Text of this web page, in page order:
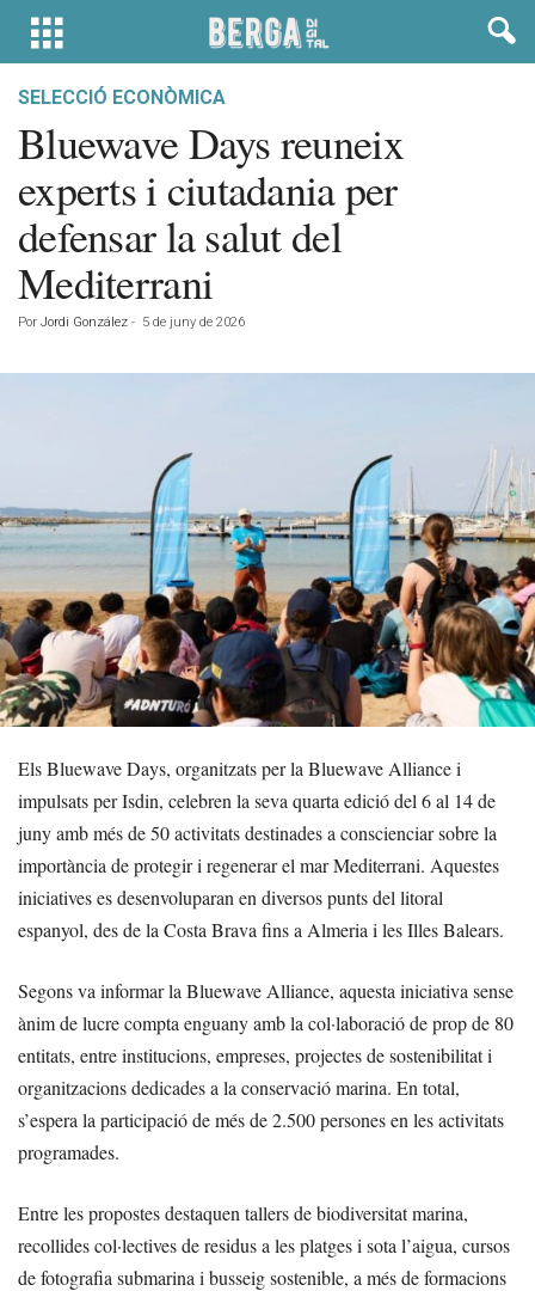
SELECCIÓ ECONÒMICA
Bluewave Days reuneix
experts i ciutadania per
defensar la salut del
Mediterrani
Por Jordi González - 5 de juny de 2026
Els Bluewave Days, organitzats per la Bluewave Alliance i
impulsats per Isdin, celebren la seva quarta edició del 6 al 14 de
juny amb més de 50 activitats destinades a conscienciar sobre la
importància de protegir i regenerar el mar Mediterrani. Aquestes
iniciatives es desenvoluparan en diversos punts del litoral
espanyol, des de la Costa Brava fins a Almeria i les Illes Balears.
Segons va informar la Bluewave Alliance, aquesta iniciativa sense
ànim de lucre compta enguany amb la col·laboració de prop de 80
entitats, entre institucions, empreses, projectes de sostenibilitat i
organitzacions dedicades a la conservació marina. En total,
s’espera la participació de més de 2.500 persones en les activitats
programades.
Entre les propostes destaquen tallers de biodiversitat marina,
recollides col·lectives de residus a les platges i sota l’aigua, cursos
de fotografia submarina i busseig sostenible, a més de formacions